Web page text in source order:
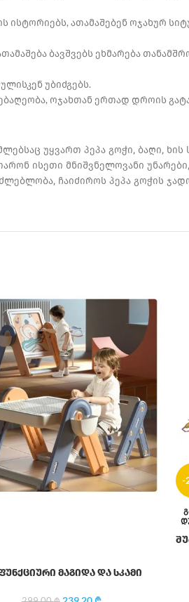
ისტორიებს, ათამაშებენ ოჯახურ
ბავშვებს ეხმარება
უბიძგებს.
ოჯახთან ერთად დროის
უყვართ პეპა გოჭი, ბაღი,
ისეთი მნიშვნელოვანი
ჩაიძიროს პეპა გოჭის
მაგიდა და სკამი
-